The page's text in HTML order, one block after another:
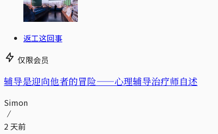
返工这回事
仅限会员
辅导是迎向他者的冒险——心理辅导治疗师自述
Simon
2 天前